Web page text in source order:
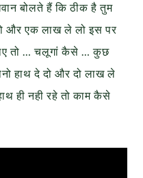
बोलते हैं कि ठीक है तुम
और एक लाख ले लो इस पर
तो … चलूगां कैसे … कुछ
हाथ दे दो और दो लाख ले
ही नही रहे तो काम कैसे